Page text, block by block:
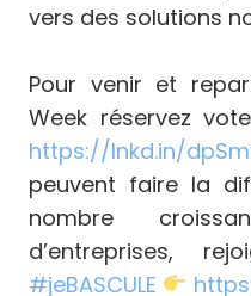
vers des solutions
Pour venir et
Week réservez
https://lnkd.in/
peuvent faire la
nombre
d’entreprises,
#jeBASCULE